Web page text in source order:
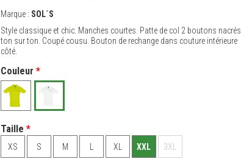
Marque : SOL´S
Style classique et chic. Manches courtes. Patte de col 2 boutons nacrés
ton sur ton. Coupé cousu. Bouton de rechange dans couture intérieure
côté.
Couleur *
Taille *
XS S M XL XXL
3XL